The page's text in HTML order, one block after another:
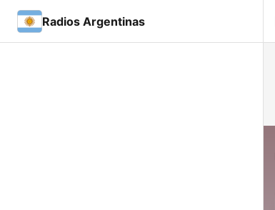
Radios Argentinas